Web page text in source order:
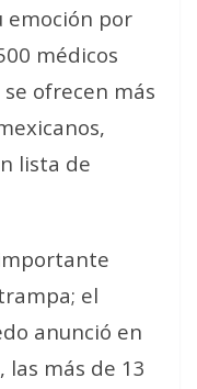
emoción por
médicos
ofrecen más
lista de
el
anunció en
las más de 13